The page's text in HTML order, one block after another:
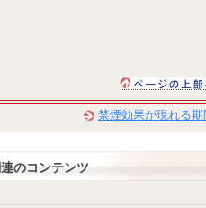
禁煙効果が現れる期
のコンテンツ